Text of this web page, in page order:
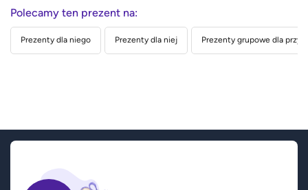
Polecamy ten prezent na:
Prezenty dla niego Prezenty dla niej Prezenty grupowe dla